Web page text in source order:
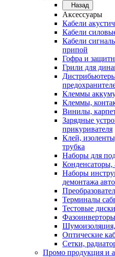
Назад
Аксессуары
Кабели
Кабели
Кабели
припой
Гофра и
Грили для
Клеммы
Клеммы,
Винилы,
Зарядные
прикуривателя
Клей,
трубка
Наборы для
Конденсаторы,
Наборы
демонтажа
Терминалы
Тестовые
Фазоинверторы
Оптические
Сетки,
Промо продукция и